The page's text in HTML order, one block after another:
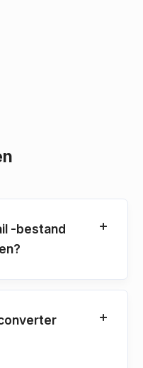
-bestand